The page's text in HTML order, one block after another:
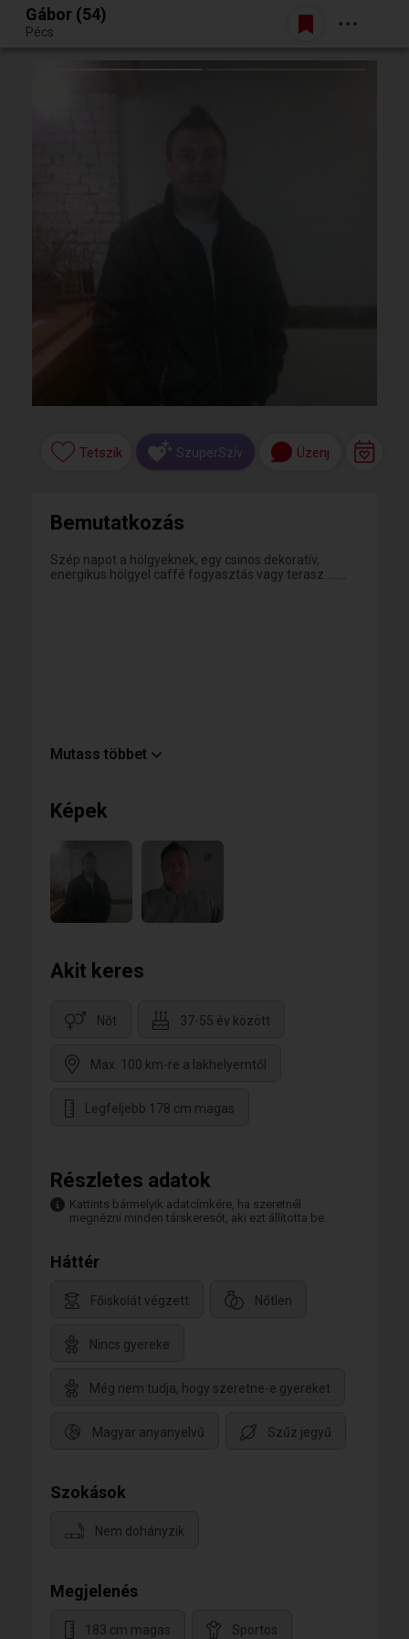
Egy jó randiból bármi lehet.
Belépés
Gábor (54)
Pécs
Tetszik SzuperSzív Üzenj
Bemutatkozás
Szép napot a hölgyeknek, egy csinos dekoratív,
energikus hölgyel caffé fogyasztás vagy terasz........
Mutass többet
Képek
Akit keres
Nőt 37-55 év között
Max. 100 km-re a lakhelyemtől
Legfeljebb 178 cm magas
Részletes adatok
Kattints bármelyik adatcímkére, ha szeretnél
megnézni minden társkeresőt, aki ezt állította be.
Háttér
Főiskolát végzett Nőtlen
Nincs gyereke
Még nem tudja, hogy szeretne-e gyereket
Magyar anyanyelvű Szűz jegyű
Szokások
Nem dohányzik
Megjelenés
183 cm magas Sportos